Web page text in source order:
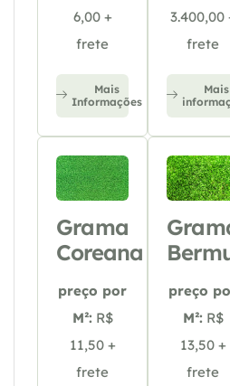
6,00 +
frete
Mais
Informações
3.400,00
frete
Mais
Grama
Coreana
preço por
M²: R$
11,50 +
frete
preço
M²: R$
13,50 +
frete